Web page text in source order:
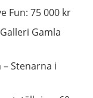
Fun: 75 000 kr
Gamla
Stenarna i